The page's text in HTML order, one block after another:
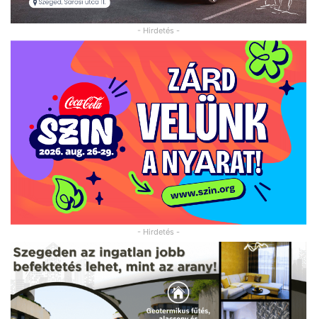
- Hirdetés -
- Hirdetés -